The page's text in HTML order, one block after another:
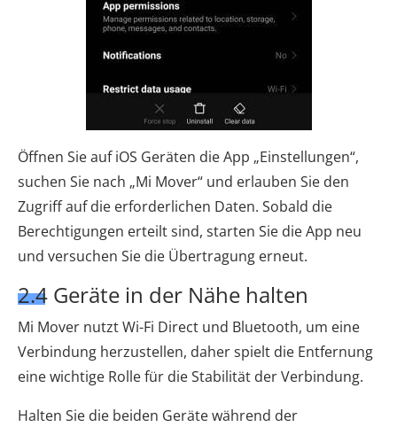
Öffnen Sie auf iOS Geräten die App „Einstellungen“,
suchen Sie nach „Mi Mover“ und erlauben Sie den
Zugriff auf die erforderlichen Daten. Sobald die
Berechtigungen erteilt sind, starten Sie die App neu
und versuchen Sie die Übertragung erneut.
2.4 Geräte in der Nähe halten
Mi Mover nutzt Wi-Fi Direct und Bluetooth, um eine
Verbindung herzustellen, daher spielt die Entfernung
eine wichtige Rolle für die Stabilität der Verbindung.
Halten Sie die beiden Geräte während der